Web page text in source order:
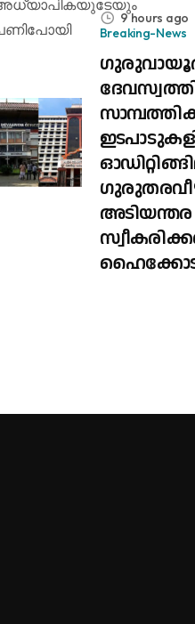
9 hours ago
Breaking-News